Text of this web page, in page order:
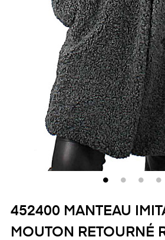
452400 MANTEAU
MOUTON RETOURNÉ